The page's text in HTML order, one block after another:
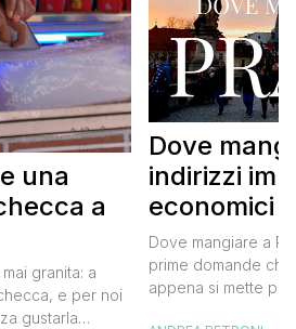
una
a
granita: a
e per noi
gustarla
Dove
indirizzi
economici
Dove mangiare a
prime domande
appena si mette